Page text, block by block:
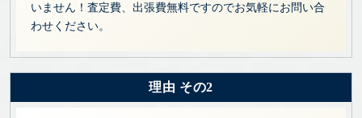
いません！査定費、出張費無料ですのでお気軽にお問い合
わせください。
理由 その2